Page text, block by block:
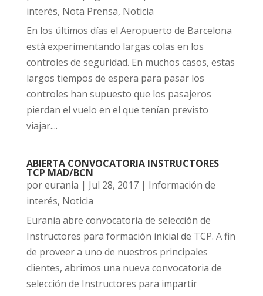
interés, Nota Prensa, Noticia
En los últimos días el Aeropuerto de Barcelona
está experimentando largas colas en los
controles de seguridad. En muchos casos, estas
largos tiempos de espera para pasar los
controles han supuesto que los pasajeros
pierdan el vuelo en el que tenían previsto
viajar....
ABIERTA CONVOCATORIA INSTRUCTORES
TCP MAD/BCN
poreurania | Jul 28, 2017| Información de
interés, Noticia
Eurania abre convocatoria de selección de
Instructores para formación inicial de TCP. A fin
de proveer a uno de nuestros principales
clientes, abrimos una nueva convocatoria de
selección de Instructores para impartir